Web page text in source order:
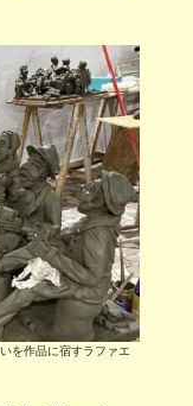
を作品に宿すラファエ